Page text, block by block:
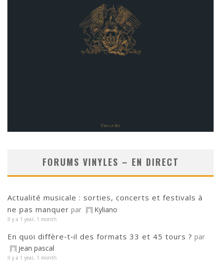
FORUMS VINYLES – EN DIRECT
Actualité musicale : sorties, concerts et festivals à
ne pas manquer par Kyliano
Il y a 1 year, 1 month
En quoi diffère‑t‑il des formats 33 et 45 tours ? par
jean pascal
Il y a 1 year, 1 month